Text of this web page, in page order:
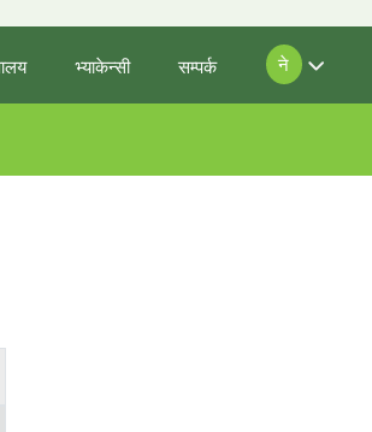
भ्याकेन्सी सम्पर्क ने